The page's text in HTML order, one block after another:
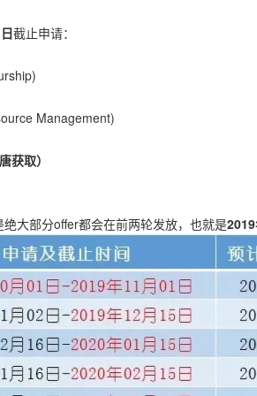
截止申请：
Management)
获取）
大部分offer都会在前两轮发放，也就是